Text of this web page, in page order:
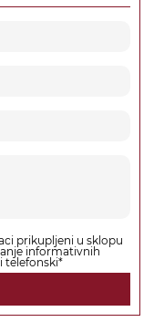
prikupljeni u sklopu
informativnih
telefonski*